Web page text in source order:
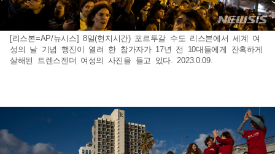
[리스본=AP/뉴시스] 8일(현지시간) 포르투갈 수도 리스본에서 세계 여
성의 날 기념 행진이 열려 한 참가자가 17년 전 10대들에게 잔혹하게
살해된 트렌스젠더 여성의 사진을 들고 있다. 2023.0.09.